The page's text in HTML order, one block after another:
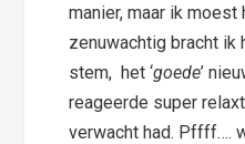
manier, maar ik
zenuwachtig bracht ik
stem, het ‘goede’
reageerde super
verwacht had. Pffff….